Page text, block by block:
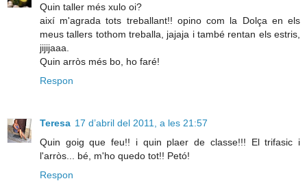
Quin taller més xulo oi?
així m'agrada tots treballant!! opino com la Dolça en els
meus tallers tothom treballa, jajaja i també rentan els estris,
jijijaaa.
Quin arròs més bo, ho faré!
Respon
Teresa 17 d’abril del 2011, a les 21:57
Quin goig que feu!! i quin plaer de classe!!! El trifasic i
l'arròs... bé, m'ho quedo tot!! Petó!
Respon